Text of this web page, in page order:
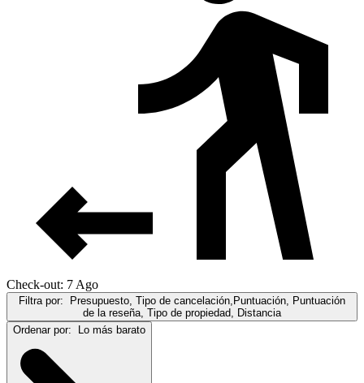
Check-out: 7 Ago
Filtra por: Presupuesto, Tipo de cancelación,Puntuación, Puntuación
de la reseña, Tipo de propiedad, Distancia
Ordenar por: Lo más barato